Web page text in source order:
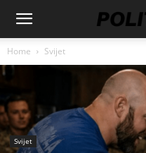
Home Svijet
Svijet